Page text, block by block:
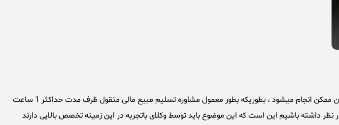
مشاوره تسلیم مبیع مالی منقول توسط وکلای درجه یک موسسه حقوقی تهران بزرگ در سریع ترین زمان ممکن انجام میشود ، بطوریکه بطور معمول مشاوره تسلیم مبیع مالی منقول ظرف مدت حداکثر 1 ساعت
داشته باشیم این است که این موضوع باید توسط وکلای باتجربه در این زمینه تخصص بالایی دارند